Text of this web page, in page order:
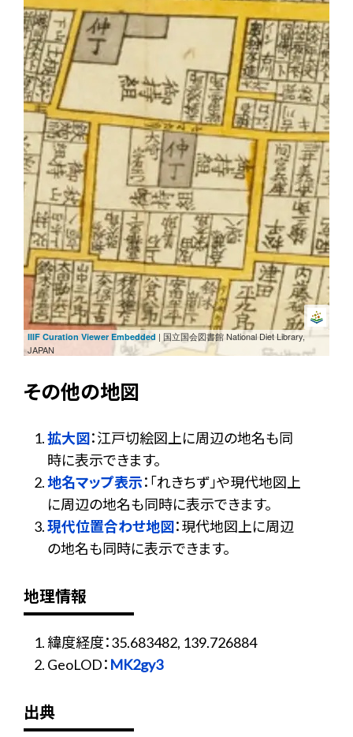
-
IIIF Curation Viewer Embedded | 国立国会図書館 National Diet Library,
JAPAN
その他の地図
拡大図：江戸切絵図上に周辺の地名も同
時に表示できます。
地名マップ表示：「れきちず」や現代地図上
に周辺の地名も同時に表示できます。
現代位置合わせ地図：現代地図上に周辺
の地名も同時に表示できます。
地理情報
緯度経度：35.683482, 139.726884
GeoLOD： MK2gy3
出典